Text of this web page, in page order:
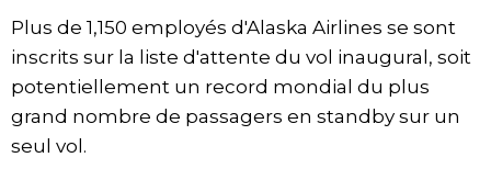
Plus de 1,150 employés d'Alaska Airlines se sont
inscrits sur la liste d'attente du vol inaugural, soit
potentiellement un record mondial du plus
grand nombre de passagers en standby sur un
seul vol.